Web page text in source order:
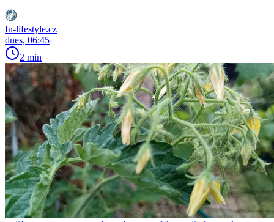
In-lifestyle.cz
dnes, 06:45
2 min